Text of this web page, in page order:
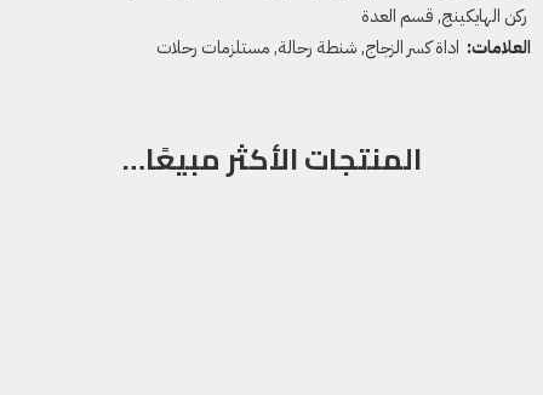
ركن الهايكينج,قسم العدة
العلامات: اداة كسر الزجاج,شنطة رحالة,مستلزمات رحلات
المنتجات الأكثر مبيعًا…